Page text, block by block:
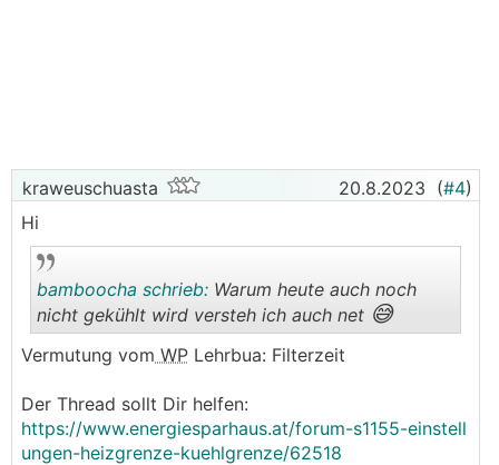
kraweuschuasta 20.8.2023 (#4)
Hi
bamboocha schrieb: Warum heute auch noch
nicht gekühlt wird versteh ich auch net 😅
Vermutung vom WP Lehrbua: Filterzeit
Der Thread sollt Dir helfen:
https://www.energiesparhaus.at/forum-s1155-einstell
ungen-heizgrenze-kuehlgrenze/62518